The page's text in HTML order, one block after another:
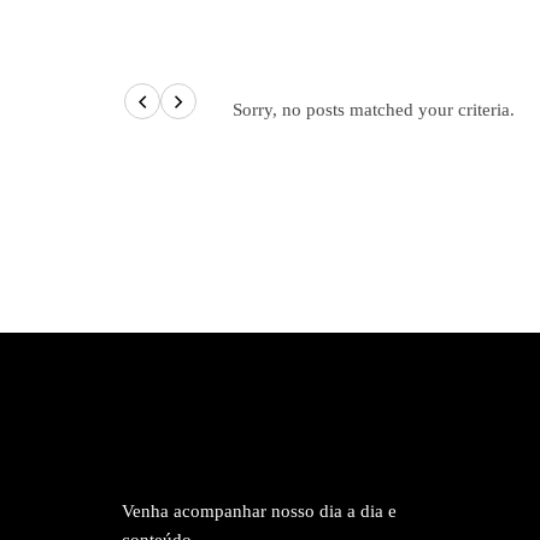
Sorry, no posts matched your criteria.
Venha acompanhar nosso dia a dia e